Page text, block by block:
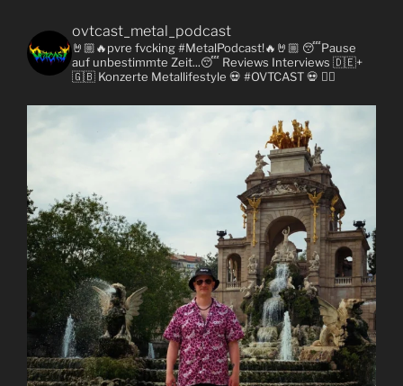
ovtcast_metal_podcast
🤘🏼🔥pvre fvcking #MetalPodcast!🔥🤘🏼 😴Pause
auf unbestimmte Zeit...😴 Reviews Interviews 🇩🇪+
🇬🇧 Konzerte Metallifestyle 💀 #OVTCAST 💀 👇🏼